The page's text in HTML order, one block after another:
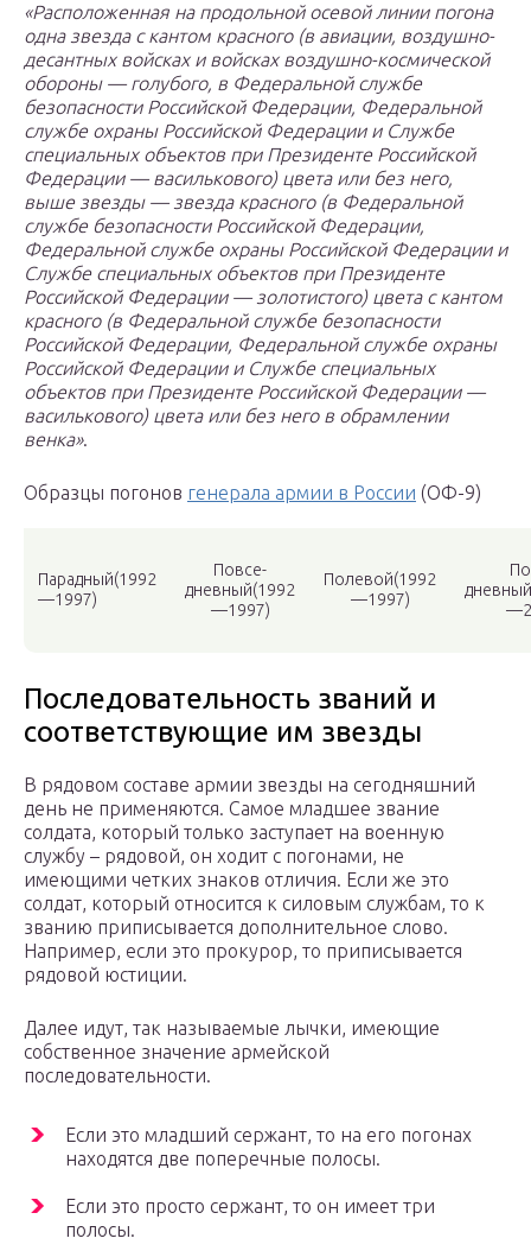
«Расположенная на продольной осевой линии погона
одна звезда с кантом красного (в авиации, воздушно-
десантных войсках и войсках воздушно-космической
обороны — голубого, в Федеральной службе
безопасности Российской Федерации, Федеральной
службе охраны Российской Федерации и Службе
специальных объектов при Президенте Российской
Федерации — василькового) цвета или без него,
выше звезды — звезда красного (в Федеральной
службе безопасности Российской Федерации,
Федеральной службе охраны Российской Федерации и
Службе специальных объектов при Президенте
Российской Федерации — золотистого) цвета с кантом
красного (в Федеральной службе безопасности
Российской Федерации, Федеральной службе охраны
Российской Федерации и Службе специальных
объектов при Президенте Российской Федерации —
василькового) цвета или без него в обрамлении
венка».
Образцы погонов генерала армии в России (ОФ-9)
Парадный(1992
—1997)
Повсе-
дневный(1992
—1997)
Полевой(1992
—1997)
Последовательность званий и
соответствующие им звезды
В рядовом составе армии звезды на сегодняшний
день не применяются. Самое младшее звание
солдата, который только заступает на военную
службу – рядовой, он ходит с погонами, не
имеющими четких знаков отличия. Если же это
солдат, который относится к силовым службам, то к
званию приписывается дополнительное слово.
Например, если это прокурор, то приписывается
рядовой юстиции.
Далее идут, так называемые лычки, имеющие
собственное значение армейской
последовательности.
Если это младший сержант, то на его погонах
находятся две поперечные полосы.
Если это просто сержант, то он имеет три
полосы.